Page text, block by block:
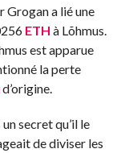
Grogan a lié une
ETH à Lõhmus.
est apparue
la perte
d’origine.
secret qu’il le
de diviser les